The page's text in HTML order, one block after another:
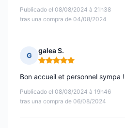
Publicado el 08/08/2024 à 21h38
tras una compra de 04/08/2024
G
galea S.
Nota: 5 de 5
Publicado el 08/08/2024 à 19h46
tras una compra de 06/08/2024
Bon accueil et personnel sympa !